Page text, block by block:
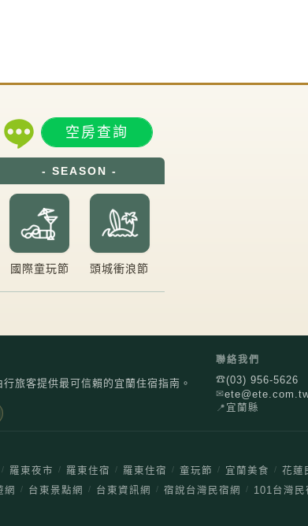
空房查詢
- SEASON -
國際童玩節 頭城衝浪節
旅客提供最可信賴的宜蘭住宿指南。
聯絡我們
☎(03) 956-5626
✉
📍 宜蘭縣
/ 羅東夜市 / 羅東住宿 / 羅東住宿 / 童玩節 / 宜蘭美食 / 花蓮
網 / 台東景點網 / 台東資訊網 / 宿說台灣民宿網 / 101台灣民